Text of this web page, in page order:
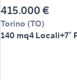
415.000 €
Torino (TO)
140 mq4 Locali+7°